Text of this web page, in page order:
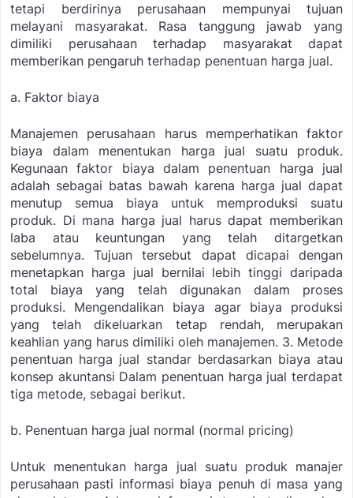
tetapi berdirinya perusahaan mempunyai tujuan
melayani masyarakat. Rasa tanggung jawab yang
dimiliki perusahaan terhadap masyarakat dapat
memberikan pengaruh terhadap penentuan harga jual.
a. Faktor biaya
Manajemen perusahaan harus memperhatikan faktor
biaya dalam menentukan harga jual suatu produk.
Kegunaan faktor biaya dalam penentuan harga jual
adalah sebagai batas bawah karena harga jual dapat
menutup semua biaya untuk memproduksi suatu
produk. Di mana harga jual harus dapat memberikan
laba atau keuntungan yang telah ditargetkan
sebelumnya. Tujuan tersebut dapat dicapai dengan
menetapkan harga jual bernilai lebih tinggi daripada
total biaya yang telah digunakan dalam proses
produksi. Mengendalikan biaya agar biaya produksi
yang telah dikeluarkan tetap rendah, merupakan
keahlian yang harus dimiliki oleh manajemen. 3. Metode
penentuan harga jual standar berdasarkan biaya atau
konsep akuntansi Dalam penentuan harga jual terdapat
tiga metode, sebagai berikut.
b. Penentuan harga jual normal (normal pricing)
Untuk menentukan harga jual suatu produk manajer
perusahaan pasti informasi biaya penuh di masa yang